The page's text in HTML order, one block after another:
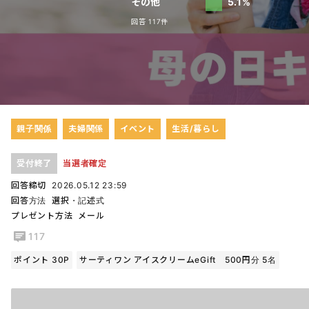
回答 117件
親子関係 夫婦関係 イベント 生活/暮らし
受付終了 当選者確定
回答締切
2026.05.12 23:59
回答方法 選択・記述式
プレゼント方法
メール
117
ポイント 30P サーティワン アイスクリームeGift 500円分 5名